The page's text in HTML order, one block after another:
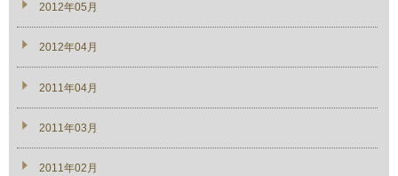
2012年05月
2012年04月
2011年04月
2011年03月
2011年02月